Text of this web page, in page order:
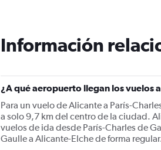
has
1
axis
displaying
Range:
0
to
1200.
Información
¿A qué aeropuerto llegan los vuelos
Para un vuelo de Alicante a París-
a solo 9,7 km del centro de la ciudad.
vuelos de ida desde París-Charles de
Gaulle a Alicante-Elche de forma